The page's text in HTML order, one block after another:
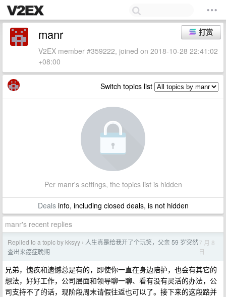
打赏
manr
V2EX member #359222, joined on 2018-10-28 22:41:02
+08:00
Switch topics list
Per manr's settings, the topics list is hidden
Dealsinfo, including closed deals, is not hidden
manr's recent replies
Replied to a topic by kksyy › 人生真是给我开了个玩笑，父亲 59 岁突然
查出来癌症晚期
7 月 8
日
兄弟，愧疚和遗憾总是有的，即使你一直在身边陪护，也会有其它的
想法，好好工作，公司层面和领导聊一聊、看有没有灵活的办法，公
司支持不了的话，现阶段周末请假往返也可以了。接下来的这段路并